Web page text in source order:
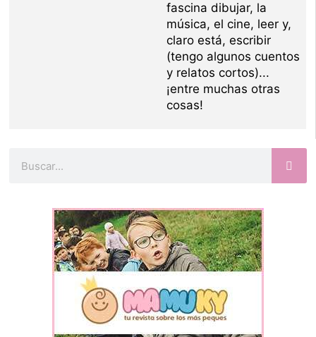
fascina dibujar, la
música, el cine, leer y,
claro está, escribir
(tengo algunos cuentos
y relatos cortos)...
¡entre muchas otras
cosas!